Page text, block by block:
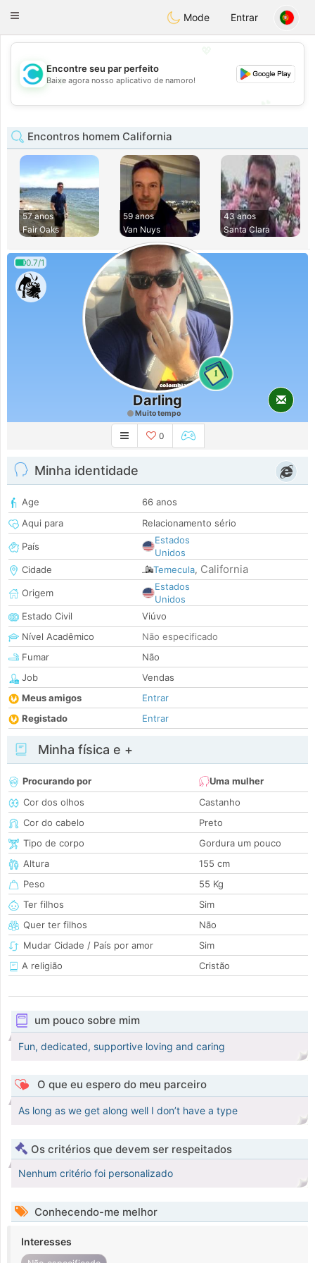
olombiaCitas
Toggle
Mode Entrar
💖
💕
Encontre seu par perfeito
Baixe agora nosso aplicativo de namoro!
Encontros homem California
57 anos
Fair Oaks
59 anos
Van Nuys
43 anos
Santa Clara
0.7/1
1
Darling
Muito tempo
0
Minha identidade
Age
66 anos
Aqui para
Relacionamento sério
País
Estados
Unidos
Cidade
Temecula, California
Origem
Estados
Unidos
Estado Civil
Viúvo
Nível Acadêmico
Não especificado
Fumar
Não
Job
Vendas
Meus amigos
Entrar
Registado
Entrar
Minha física e +
Procurando por
Uma mulher
Cor dos olhos
Castanho
Cor do cabelo
Preto
Tipo de corpo
Gordura um pouco
Altura
155 cm
Peso
55 Kg
Ter filhos
Sim
Quer ter filhos
Não
Mudar Cidade / País por amor
Sim
A religião
Cristão
um pouco sobre mim
Fun, dedicated, supportive loving and caring
O que eu espero do meu parceiro
As long as we get along well I don’t have a type
Os critérios que devem ser respeitados
Nenhum critério foi personalizado
Conhecendo-me melhor
Interesses